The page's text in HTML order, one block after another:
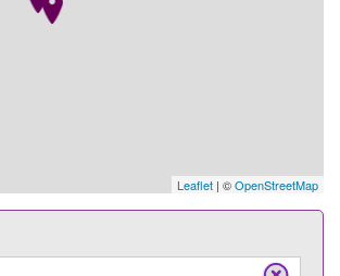
Leaflet | ©OpenStreetMap